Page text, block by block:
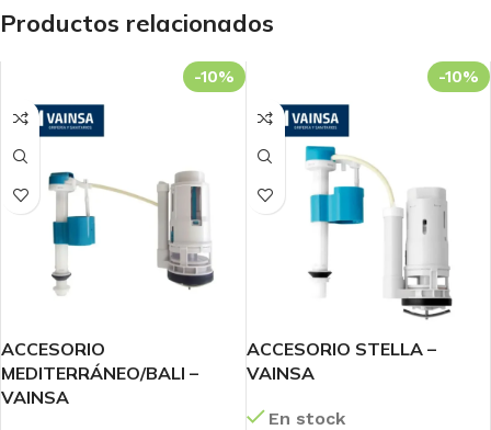
Productos relacionados
-10%
ACCESORIO
MEDITERRÁNEO/BALI –
VAINSA
-10%
ACCESORIO STELLA –
VAINSA
En stock